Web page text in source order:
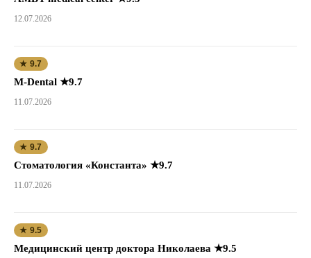
12.07.2026
★ 9.7
M-Dental ★9.7
11.07.2026
★ 9.7
Стоматология «Константа» ★9.7
11.07.2026
★ 9.5
Медицинский центр доктора Николаева ★9.5